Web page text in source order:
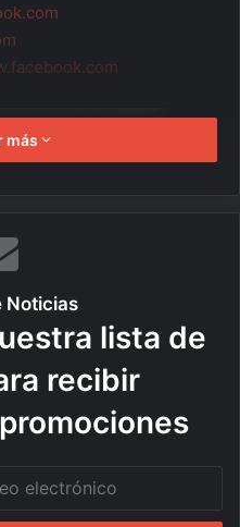
más
Noticias
lista de
recibir